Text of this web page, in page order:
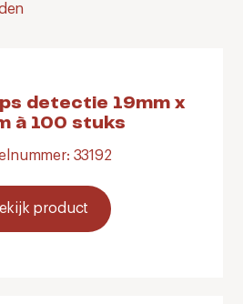
detectie 19mm x
à 100 stuks
33192
product